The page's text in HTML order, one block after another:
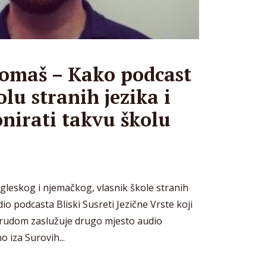
– Kako podcast
stranih jezika i
takvu školu
i njemačkog, vlasnik škole stranih
podcasta Bliski Susreti Jezične Vrste koji
zaslužuje drugo mjesto audio
iza Surovih...